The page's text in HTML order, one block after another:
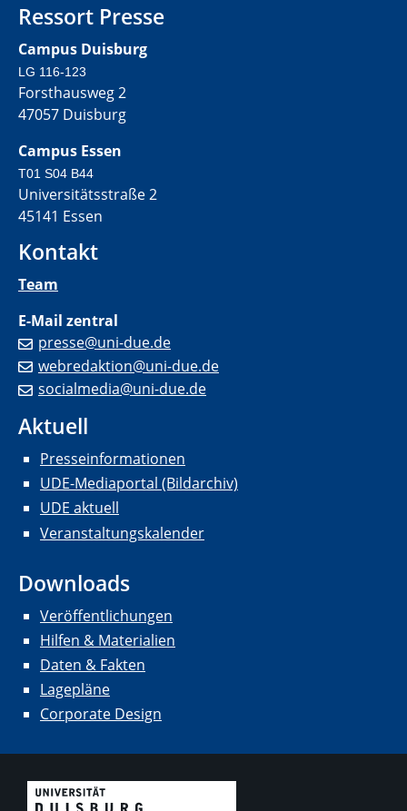
Ressort Presse
Campus Duisburg
LG 116-123
Forsthausweg 2
47057 Duisburg
Campus Essen
T01 S04 B44
Universitätsstraße 2
45141 Essen
Kontakt
Team
E-Mail zentral
presse@uni-due.de
webredaktion@uni-due.de
socialmedia@uni-due.de
Aktuell
Presseinformationen
UDE-Mediaportal (Bildarchiv)
UDE aktuell
Veranstaltungskalender
Downloads
Veröffentlichungen
Hilfen & Materialien
Daten & Fakten
Lagepläne
Corporate Design